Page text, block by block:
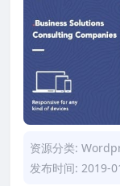
资源分类:
发布时间: 2019-